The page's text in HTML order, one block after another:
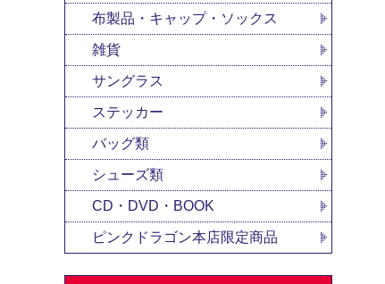
布製品・キャップ・ソックス
雑貨
サングラス
ステッカー
バッグ類
シューズ類
CD・DVD・BOOK
ピンクドラゴン本店限定商品